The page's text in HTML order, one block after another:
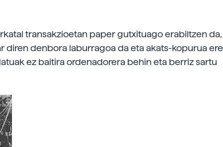
transakzioetan paper gutxituago erabiltzen da,
diren denbora laburragoa da eta akats-kopurua ere
ez baitira ordenadorera behin eta berriz sartu